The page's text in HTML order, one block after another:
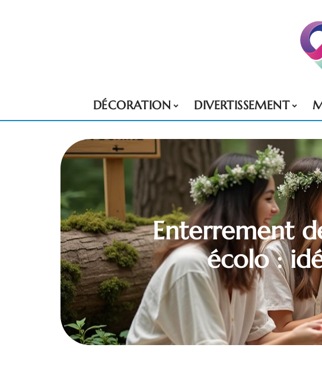
DÉCORATION DIVERTISSEMENT
Enterrement
écolo :